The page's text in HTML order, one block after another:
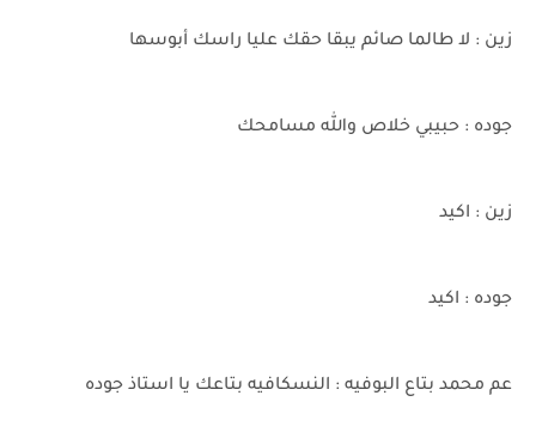
زين : لا طالما صائم يبقا حقك عليا راسك أبوسها
جوده : حبيبي خلاص والله مسامحك
زين : اكيد
جوده : اكيد
عم محمد بتاع البوفيه : النسكافيه بتاعك يا استاذ جوده